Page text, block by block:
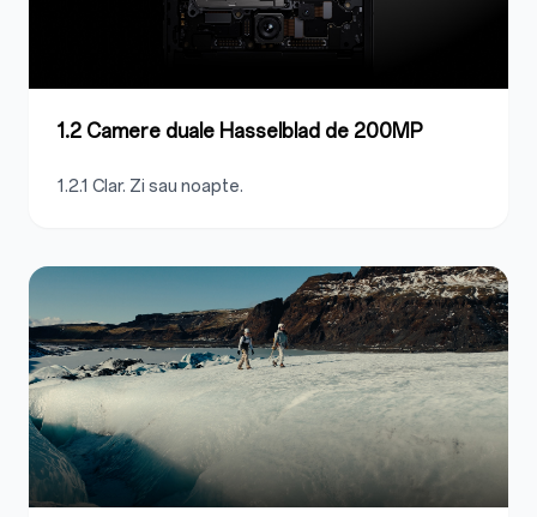
1.2 Camere duale Hasselblad de 200MP
1.2.1 Clar. Zi sau noapte.